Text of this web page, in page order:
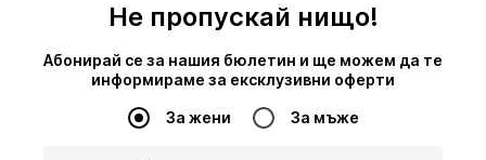
Не пропускай нищо!
Абонирай се за нашия бюлетин и ще можем да те
информираме за ексклузивни оферти
За жени За мъже